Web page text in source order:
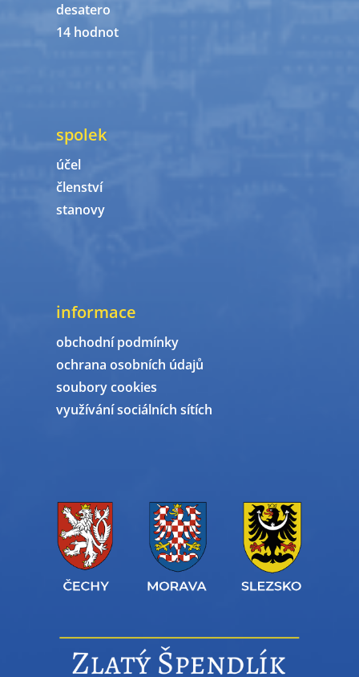
desatero
14 hodnot
spolek
účel
členství
stanovy
informace
obchodní podmínky
ochrana osobních údajů
soubory cookies
využívání sociálních sítích